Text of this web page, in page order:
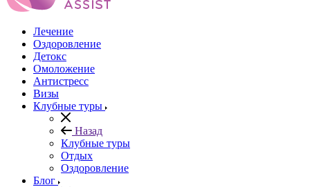
Лечение
Оздоровление
Детокс
Омоложение
Антистресс
Визы
Клубные туры
Назад
Клубные туры
Отдых
Оздоровление
Блог